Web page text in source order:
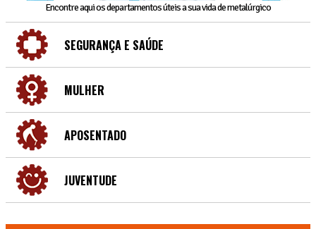
Encontre aqui os departamentos úteis a sua vida de metalúrgico
SEGURANÇA E SAÚDE
MULHER
APOSENTADO
JUVENTUDE